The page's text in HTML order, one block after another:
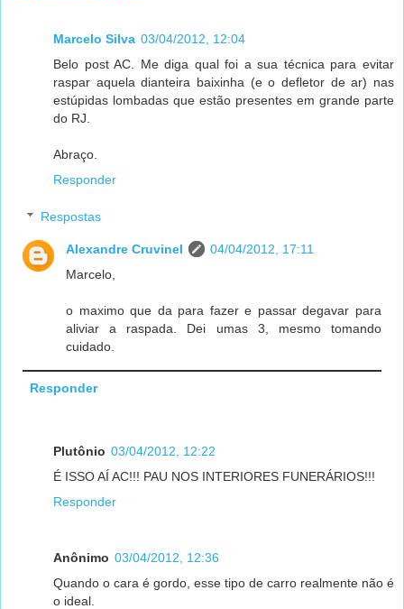
Marcelo Silva 03/04/2012, 12:04
Belo post AC. Me diga qual foi a sua técnica para evitar
raspar aquela dianteira baixinha (e o defletor de ar) nas
estúpidas lombadas que estão presentes em grande parte
do RJ.
Abraço.
Responder
Respostas
Alexandre Cruvinel
04/04/2012, 17:11
Marcelo,
o maximo que da para fazer e passar degavar para
aliviar a raspada. Dei umas 3, mesmo tomando
cuidado.
Responder
Plutônio 03/04/2012, 12:22
É ISSO AÍ AC!!! PAU NOS INTERIORES FUNERÁRIOS!!!
Responder
Anônimo 03/04/2012, 12:36
Quando o cara é gordo, esse tipo de carro realmente não é
o ideal.